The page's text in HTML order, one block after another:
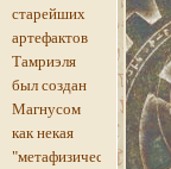
старейших
артефактов
Тамриэля
был создан
Магнусом
как некая
"метафизическая